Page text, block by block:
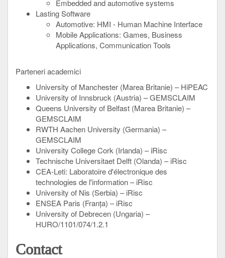
Embedded and automotive systems
Lasting Software
Automotive: HMI - Human Machine Interface
Mobile Applications: Games, Business
Applications, Communication Tools
Parteneri academici
University of Manchester (Marea Britanie) – HiPEAC
University of Innsbruck (Austria) – GEMSCLAIM
Queens University of Belfast (Marea Britanie) –
GEMSCLAIM
RWTH Aachen University (Germania) –
GEMSCLAIM
University College Cork (Irlanda) – iRisc
Technische Universitaet Delft (Olanda) – iRisc
CEA-Leti: Laboratoire d'électronique des
technologies de l'information – iRisc
University of Nis (Serbia) – iRisc
ENSEA Paris (Franța) – iRisc
University of Debrecen (Ungaria) –
HURO/1101/074/1.2.1
Contact